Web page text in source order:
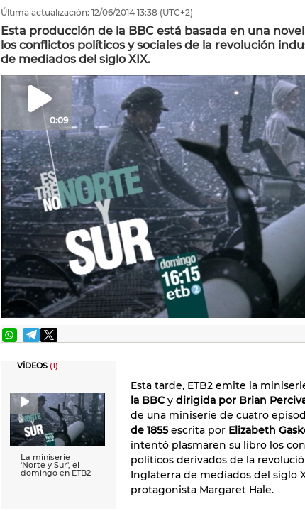
Última actualización: 12/06/2014 13:38 (UTC+2)
Esta producción de la BBC está basada en una
los conflictos políticos y sociales de la revolución
de mediados del siglo XIX.
0:09
VÍDEOS (1)
La miniserie
'Norte y Sur', el
domingo en ETB2
Esta tarde, ETB2 emite la
la BBC y dirigida por Brian
de una miniserie de cuatro
de 1855escrita por Elizabeth
intentó plasmaren su libro los
políticos derivados de la
Inglaterra de mediados del siglo
protagonista Margaret Hale.